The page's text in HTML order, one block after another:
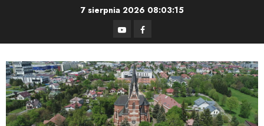
7 sierpnia 2026 08:03:15
YouTubeFacebook